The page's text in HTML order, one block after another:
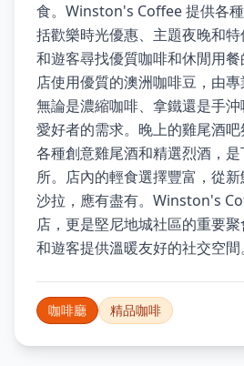
食。Winston's Coffee 提供各
括歡樂時光優惠、主題夜晚和
和遊客尋找優質咖啡和休閒用
店使用優質的澳洲咖啡豆，由專
無論是濃縮咖啡、拿鐵還是手
愛好者的需求。晚上的雞尾酒
各種創意雞尾酒和精選烈酒，
所。店內的輕食選擇豐富，從
沙拉，應有盡有。Winston's
店，更是堅尼地城社區的重要
和遊客提供溫暖友好的社交空間。
咖啡廳 精品咖啡